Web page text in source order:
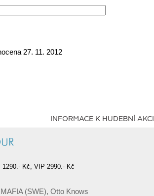
27. 11. 2012
INFORMACE K HUDEBNÍ AKCI
Kč, VIP 2990.- Kč
(SWE), Otto Knows